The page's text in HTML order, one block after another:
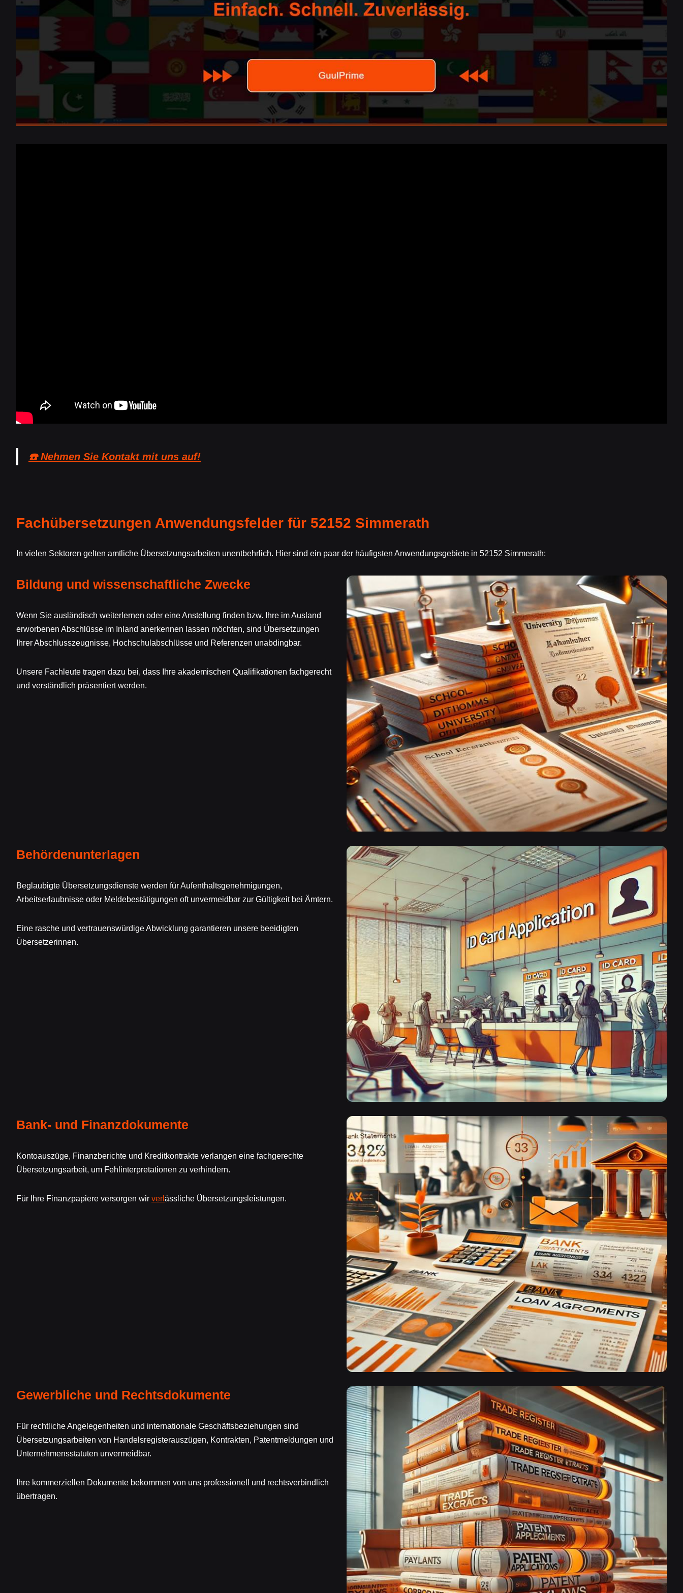
☎️ Nehmen Sie Kontakt mit uns auf!
Fachübersetzungen Anwendungsfelder für 52152 Simmerath
In vielen Sektoren gelten amtliche Übersetzungsarbeiten unentbehrlich. Hier sind ein paar der häufigsten Anwendungsgebiete in 52152 Simmerath:
Bildung und wissenschaftliche Zwecke
Wenn Sie ausländisch weiterlernen oder eine Anstellung finden bzw. Ihre im Ausland
erworbenen Abschlüsse im Inland anerkennen lassen möchten, sind Übersetzungen
Ihrer Abschlusszeugnisse, Hochschulabschlüsse und Referenzen unabdingbar.
Unsere Fachleute tragen dazu bei, dass Ihre akademischen Qualifikationen fachgerecht
und verständlich präsentiert werden.
Behördenunterlagen
Beglaubigte Übersetzungsdienste werden für Aufenthaltsgenehmigungen,
Arbeitserlaubnisse oder Meldebestätigungen oft unvermeidbar zur Gültigkeit bei Ämtern.
Eine rasche und vertrauenswürdige Abwicklung garantieren unsere beeidigten
Übersetzerinnen.
Bank- und Finanzdokumente
Kontoauszüge, Finanzberichte und Kreditkontrakte verlangen eine fachgerechte
Übersetzungsarbeit, um Fehlinterpretationen zu verhindern.
Für Ihre Finanzpapiere versorgen wir verl ässliche Übersetzungsleistungen.
Gewerbliche und Rechtsdokumente
Für rechtliche Angelegenheiten und internationale Geschäftsbeziehungen sind
Übersetzungsarbeiten von Handelsregisterauszügen, Kontrakten, Patentmeldungen und
Unternehmensstatuten unvermeidbar.
Ihre kommerziellen Dokumente bekommen von uns professionell und rechtsverbindlich
übertragen.